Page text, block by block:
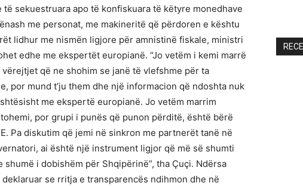
sekuestruara apo të konfiskuara të këtyre monedhave
me personat, me makineritë që përdoren e kështu
lidhur me nismën ligjore për amnistinë fiskale, ministri
edhe me ekspertët europianë. “Jo vetëm i kemi marrë
që ne shohim se janë të vlefshme për ta
por mund t’ju them dhe një informacion që ndoshta nuk
me ekspertë europianë. Jo vetëm marrim
por grupi i punës që punon përditë, është bërë
Pa diskutim që jemi në sinkron me partnerët tanë në
ai është një instrument ligjor që më së shumti
i dobishëm për Shqipërinë”, tha Çuçi. Ndërsa
se rritja e transparencës ndihmon dhe në